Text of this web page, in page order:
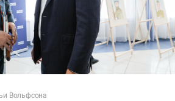
Вольфсона